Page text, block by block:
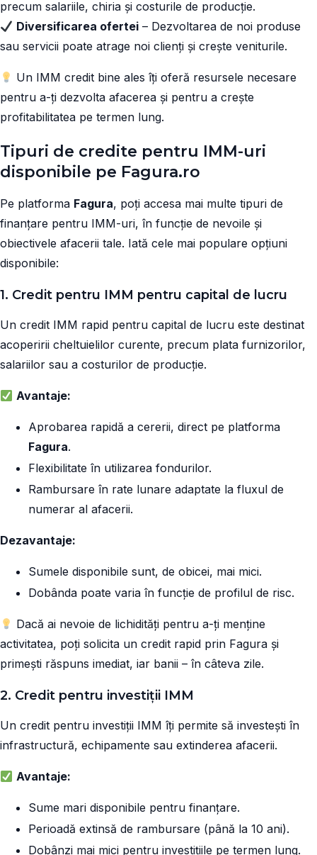
precum salariile, chiria și costurile de producție.
Diversificarea ofertei – Dezvoltarea de noi produse
sau servicii poate atrage noi clienți și crește veniturile.
Un IMM credit bine ales îți oferă resursele necesare
pentru a-ți dezvolta afacerea și pentru a crește
profitabilitatea pe termen lung.
Tipuri de credite pentru IMM-uri
disponibile pe Fagura.ro
Pe platforma Fagura, poți accesa mai multe tipuri de
finanțare pentru IMM-uri, în funcție de nevoile și
obiectivele afacerii tale. Iată cele mai populare opțiuni
disponibile:
1. Credit pentru IMM pentru capital de lucru
Un credit IMM rapid pentru capital de lucru este destinat
acoperirii cheltuielilor curente, precum plata furnizorilor,
salariilor sau a costurilor de producție.
Avantaje:
Aprobarea rapidă a cererii, direct pe platforma
Fagura.
Flexibilitate în utilizarea fondurilor.
Rambursare în rate lunare adaptate la fluxul de
numerar al afacerii.
Dezavantaje:
Sumele disponibile sunt, de obicei, mai mici.
Dobânda poate varia în funcție de profilul de risc.
Dacă ai nevoie de lichidități pentru a-ți menține
activitatea, poți solicita un credit rapid prin Fagura și
primești răspuns imediat, iar banii – în câteva zile.
2. Credit pentru investiții IMM
Un credit pentru investiții IMM îți permite să investești în
infrastructură, echipamente sau extinderea afacerii.
Avantaje:
Sume mari disponibile pentru finanțare.
Perioadă extinsă de rambursare (până la 10 ani).
Dobânzi mai mici pentru investițiile pe termen lung.